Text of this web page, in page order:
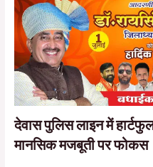
देवास पुलिस लाइन में
मानसिक मजबूती पर फोकस